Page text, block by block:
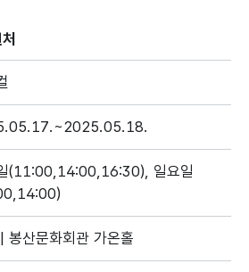
(11:00,14:00,16:30), 일요일
봉산문화회관 가온홀